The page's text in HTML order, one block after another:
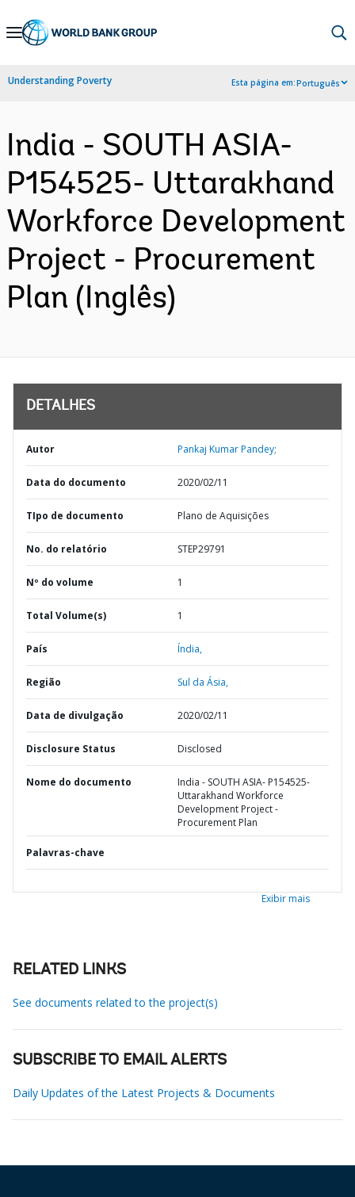
Skip
Navigation
Understanding Poverty Esta página em:Português
India - SOUTH ASIA-
P154525- Uttarakhand
Workforce Development
Project - Procurement
Plan (Inglês)
DETALHES
Autor Pankaj Kumar Pandey;
Data do documento 2020/02/11
TIpo de documento Plano de Aquisições
No. do relatório STEP29791
Nº do volume 1
Total Volume(s) 1
País Índia,
Região Sul da Ásia,
Data de divulgação 2020/02/11
Disclosure Status Disclosed
Nome do documento
India - SOUTH ASIA- P154525-
Uttarakhand Workforce
Development Project -
Procurement Plan
Palavras-chave
Exibir mais
RELATED LINKS
See documents related to the project(s)
SUBSCRIBE TO EMAIL ALERTS
Daily Updates of the Latest Projects & Documents